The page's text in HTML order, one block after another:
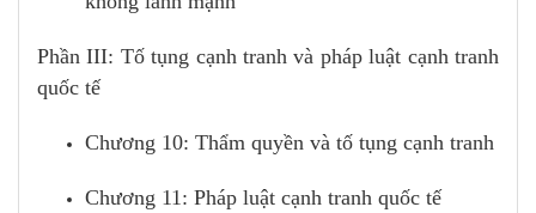
Phần III: Tố tụng cạnh tranh và pháp luật cạnh tranh
quốc tế
Chương 10: Thẩm quyền và tố tụng cạnh tranh
Chương 11: Pháp luật cạnh tranh quốc tế